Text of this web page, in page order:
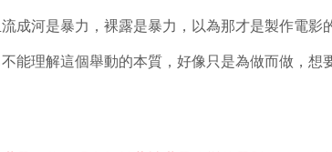
成河是暴力，裸露是暴力，以為那才是製作電影
能理解這個舉動的本質，好像只是為做而做，想